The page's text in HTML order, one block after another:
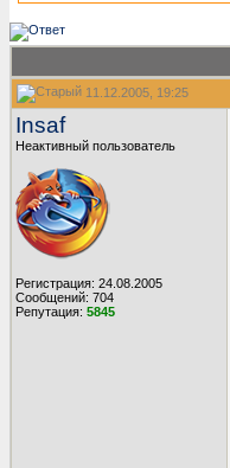
11.12.2005, 19:25
Insaf
Неактивный пользователь
Регистрация: 24.08.2005
Сообщений: 704
Репутация: 5845